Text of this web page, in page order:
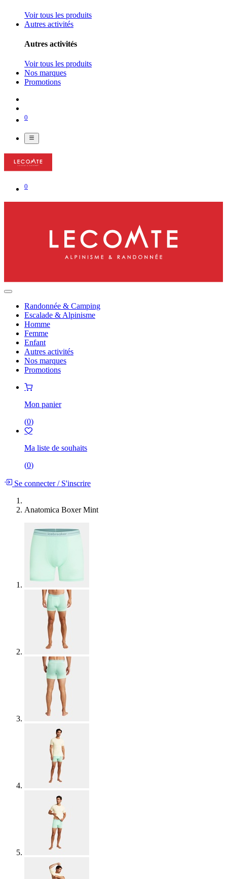
Voir tous les produits
Autres activités
Autres activités
Voir tous les produits
Nos marques
Promotions
0
0
Randonnée & Camping
Escalade & Alpinisme
Homme
Femme
Enfant
Autres activités
Nos marques
Promotions
Mon panier
(0)
Ma liste de souhaits
(0)
Se connecter/S'inscrire
Anatomica Boxer Mint